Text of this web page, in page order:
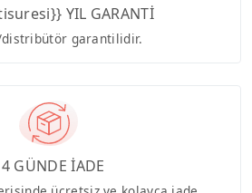
YIL GARANTİ
garantilidir.
GÜNDE İADE